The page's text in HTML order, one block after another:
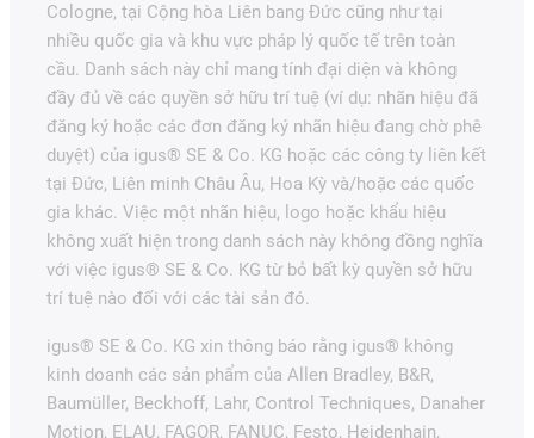
Cologne, tại Cộng hòa Liên bang Đức cũng như tại
nhiều quốc gia và khu vực pháp lý quốc tế trên toàn
cầu. Danh sách này chỉ mang tính đại diện và không
đầy đủ về các quyền sở hữu trí tuệ (ví dụ: nhãn hiệu đã
đăng ký hoặc các đơn đăng ký nhãn hiệu đang chờ phê
duyệt) của igus® SE & Co. KG hoặc các công ty liên kết
tại Đức, Liên minh Châu Âu, Hoa Kỳ và/hoặc các quốc
gia khác. Việc một nhãn hiệu, logo hoặc khẩu hiệu
không xuất hiện trong danh sách này không đồng nghĩa
với việc igus® SE & Co. KG từ bỏ bất kỳ quyền sở hữu
trí tuệ nào đối với các tài sản đó.
igus® SE & Co. KG xin thông báo rằng igus® không
kinh doanh các sản phẩm của Allen Bradley, B&R,
Baumüller, Beckhoff, Lahr, Control Techniques, Danaher
Motion, ELAU, FAGOR, FANUC, Festo, Heidenhain,